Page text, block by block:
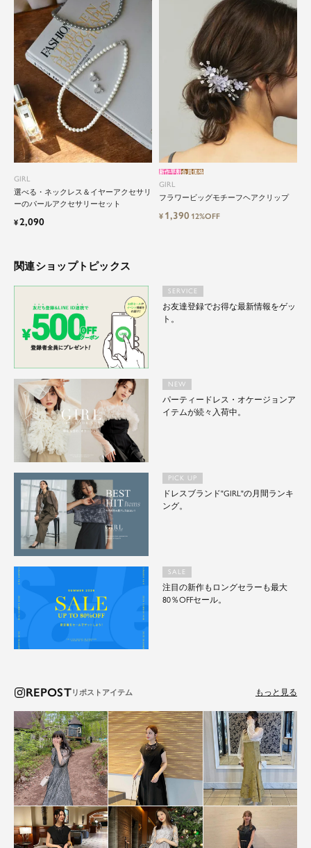
特別な日だけではもったいない もっと気軽にもっ
と自由にドレスを楽しみたい...
そんな気持ちを叶えたい。それが、ドレスブラン
ドガールです。
GIRL
選べる・ネックレス＆イヤーアクセサリ
ーのパールアクセサリーセット
¥2,090
GIRL
フラワービッグモチーフヘアクリップ
新作早割会員価格
¥ 1,390 12%OFF
関連ショップトピックス
SERVICE
お友達登録でお得な最新情報をゲッ
ト。
NEW
パーティードレス・オケージョンア
イテムが続々入荷中。
PICK UP
ドレスブランド"GIRL"の月間ランキ
ング。
SALE
注目の新作もロングセラーも最大
80％OFFセール。
REPOST もっと見る